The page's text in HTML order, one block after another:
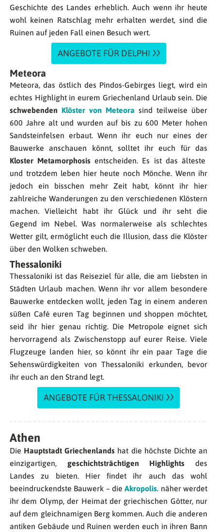
Geschichte des Landes erheblich. Auch wenn ihr heute
wohl keinen Ratschlag mehr erhalten werdet, sind die
Ruinen auf jeden Fall einen Besuch wert.
ANGEBOTE FÜR DELPHI
Meteora
Meteora, das östlich des Pindos-Gebirges liegt, wird ein
echtes Highlight in eurem Griechenland Urlaub sein. Die
schwebenden Klöster von Meteora sind teilweise über
600 Jahre alt und wurden auf bis zu 600 Meter hohen
Sandsteinfelsen erbaut. Wenn ihr euch nur eines der
Bauwerke anschauen könnt, solltet ihr euch für das
Kloster Metamorphosis entscheiden. Es ist das älteste
und trotzdem leben hier heute noch Mönche. Wenn ihr
jedoch ein bisschen mehr Zeit habt, könnt ihr hier
zahlreiche Wanderungen zu den verschiedenen Klöstern
machen. Vielleicht habt ihr Glück und ihr seht die
Gegend im Nebel. Was normalerweise als schlechtes
Wetter gilt, ermöglicht euch die Illusion, dass die Klöster
über den Wolken schweben.
Thessaloniki
Thessaloniki ist das Reiseziel für alle, die am liebsten in
Städten Urlaub machen. Wenn ihr vor allem besondere
Bauwerke entdecken wollt, jeden Tag in einem anderen
süßen Café euren Tag beginnen und shoppen möchtet,
seid ihr hier genau richtig. Die Metropole eignet sich
hervorragend als Zwischenstopp auf eurer Reise. Viele
Flugzeuge landen hier, so könnt ihr ein paar Tage die
Sehenswürdigkeiten von Thessaloniki erkunden, bevor
ihr euch an den Strand legt.
ANGEBOTE FÜR THESSALONIKI
Athen
Die Hauptstadt Griechenlands hat die höchste Dichte an
einzigartigen, geschichtsträchtigen Highlights des
Landes zu bieten. Hier findet ihr auch das wohl
beeindruckendste Bauwerk – dieAkropolis. näher werdet
ihr dem Olymp, der Heimat der griechischen Götter, nur
auf dem gleichnamigen Berg kommen. Auch die anderen
antiken Gebäude und Ruinen werden euch in ihren Bann